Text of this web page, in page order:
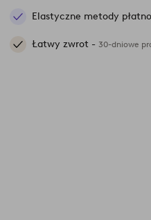
Elastyczne metody
Łatwy zwrot -30-dniowe